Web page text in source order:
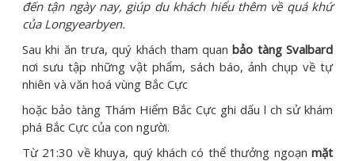
đến tận ngày nay, giúp du khách hiểu thêm về quá khứ
của Longyearbyen.
Sau khi ăn trưa, quý khách tham quanbảo tàng Svalbard
nơi sưu tập những vật phẩm, sách báo, ảnh chụp về tự
nhiên và văn hoá vùng Bắc Cực
hoặc bảo tàng Thám Hiểm Bắc Cực ghi dấu l ch sử khám
phá Bắc Cực của con người.
Từ 21:30 về khuya, quý khách có thể thưởng ngoạn mặt